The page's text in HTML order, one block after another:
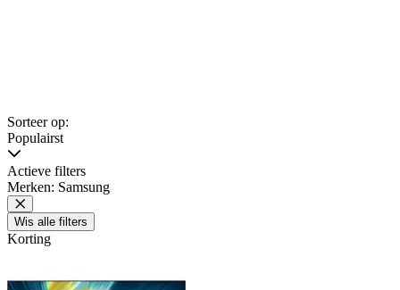
Sorteer op:
Populairst
Actieve filters
Merken: Samsung
Wis alle filters
Korting